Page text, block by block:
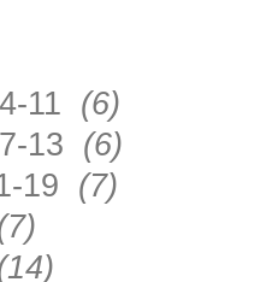
11 (6)
13 (6)
19 (7)